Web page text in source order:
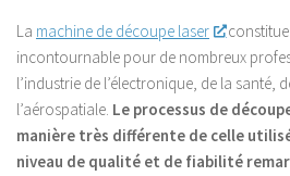
La machine de découpe laser
incontournable pour de nombreux
l’industrie de l’électronique, de la santé,
l’aérospatiale. Le processus de
manière très différente de celle
niveau de qualité et de fiabilité